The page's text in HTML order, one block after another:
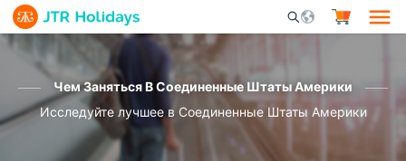
Mobile Search
Чем Заняться В Соединенные Штаты Америки
Исследуйте лучшее в Соединенные Штаты Америки